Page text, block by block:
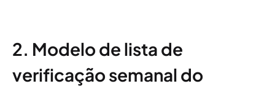
2. Modelo de lista de
verificação semanal do